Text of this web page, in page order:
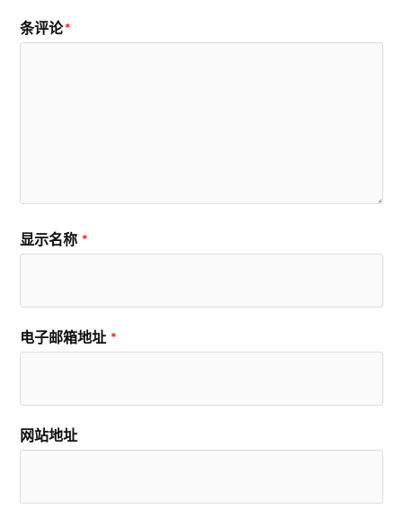
条评论*
显示名称 *
电子邮箱地址 *
网站地址